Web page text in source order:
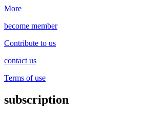
More
become member
Contribute to us
contact us
Terms of use
subscription